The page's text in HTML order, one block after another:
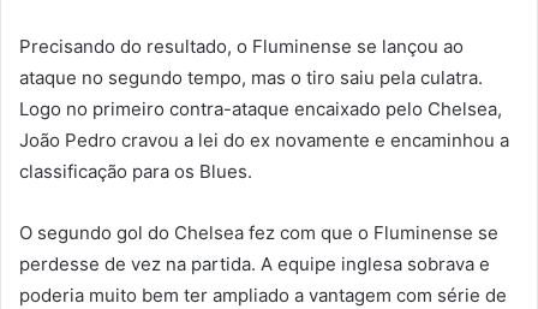
Precisando do resultado, o Fluminense se lançou ao
ataque no segundo tempo, mas o tiro saiu pela culatra.
Logo no primeiro contra-ataque encaixado pelo Chelsea,
João Pedro cravou a lei do ex novamente e encaminhou a
classificação para os Blues.
O segundo gol do Chelsea fez com que o Fluminense se
perdesse de vez na partida. A equipe inglesa sobrava e
poderia muito bem ter ampliado a vantagem com série de